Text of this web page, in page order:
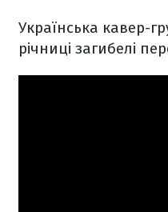
Українська кавер-
річниці загибелі